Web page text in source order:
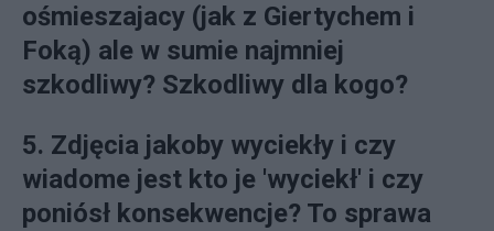
ośmieszajacy (jak z Giertychem i
Foką) ale w sumie najmniej
szkodliwy? Szkodliwy dla kogo?
5. Zdjęcia jakoby wyciekły i czy
wiadome jest kto je 'wyciekł' i czy
poniósł konsekwencje? To sprawa